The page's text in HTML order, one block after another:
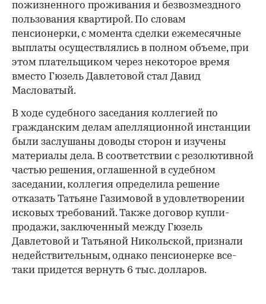
пожизненного проживания и безвозмездного
пользования квартирой. По словам
пенсионерки, с момента сделки ежемесячные
выплаты осуществлялись в полном объеме, при
этом плательщиком через некоторое время
вместо Гюзель Давлетовой стал Давид
Масловатый.
В ходе судебного заседания коллегией по
гражданским делам апелляционной инстанции
были заслушаны доводы сторон и изучены
материалы дела. В соответствии с резолютивной
частью решения, оглашенной в судебном
заседании, коллегия определила решение
отказать Татьяне Газимовой в удовлетворении
исковых требований. Также договор купли-
продажи, заключенный между Гюзель
Давлетовой и Татьяной Никольской, признали
недействительным, однако пенсионерке все-
таки придется вернуть 6 тыс. долларов.